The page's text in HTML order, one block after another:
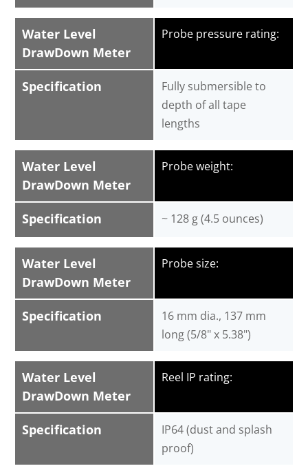
Water Level
DrawDown Meter
Specification
Probe pressure rating:
Fully submersible to
depth of all tape
lengths
Water Level
DrawDown Meter
Specification
Probe weight:
~ 128 g (4.5 ounces)
Water Level
DrawDown Meter
Specification
Probe size:
16 mm dia., 137 mm
long (5/8" x 5.38")
Water Level
DrawDown Meter
Specification
Reel IP rating:
IP64 (dust and splash
proof)